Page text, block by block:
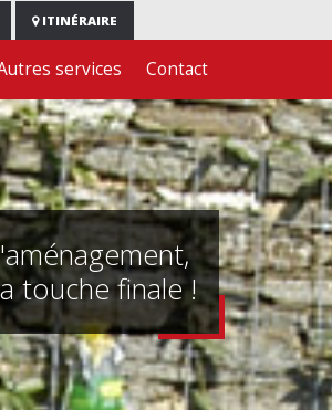
ITINÉRAIRE
services Contact
touche finale !